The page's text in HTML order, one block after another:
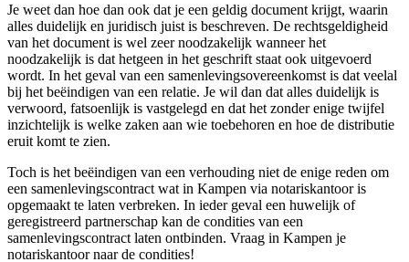
Je weet dan hoe dan ook dat je een geldig document krijgt, waarin
alles duidelijk en juridisch juist is beschreven. De rechtsgeldigheid
van het document is wel zeer noodzakelijk wanneer het
noodzakelijk is dat hetgeen in het geschrift staat ook uitgevoerd
wordt. In het geval van een samenlevingsovereenkomst is dat veelal
bij het beëindigen van een relatie. Je wil dan dat alles duidelijk is
verwoord, fatsoenlijk is vastgelegd en dat het zonder enige twijfel
inzichtelijk is welke zaken aan wie toebehoren en hoe de distributie
eruit komt te zien.
Toch is het beëindigen van een verhouding niet de enige reden om
een samenlevingscontract wat in Kampen via notariskantoor is
opgemaakt te laten verbreken. In ieder geval een huwelijk of
geregistreerd partnerschap kan de condities van een
samenlevingscontract laten ontbinden. Vraag in Kampen je
notariskantoor naar de condities!